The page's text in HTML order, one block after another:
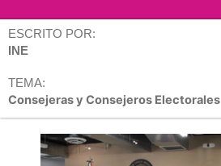
ESCRITO POR:
INE
TEMA:
Consejeras y Consejeros Electorales